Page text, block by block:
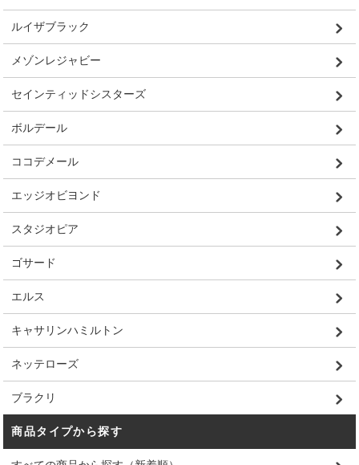
ルイザブラック
メゾンレジャビー
セインティッドシスターズ
ボルデール
ココデメール
エッジオビヨンド
スタジオピア
ゴサード
エルス
キャサリンハミルトン
ネッテローズ
ブラクリ
商品タイプから探す